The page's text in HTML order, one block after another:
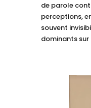
de parole
perceptions,
souvent
dominants sur